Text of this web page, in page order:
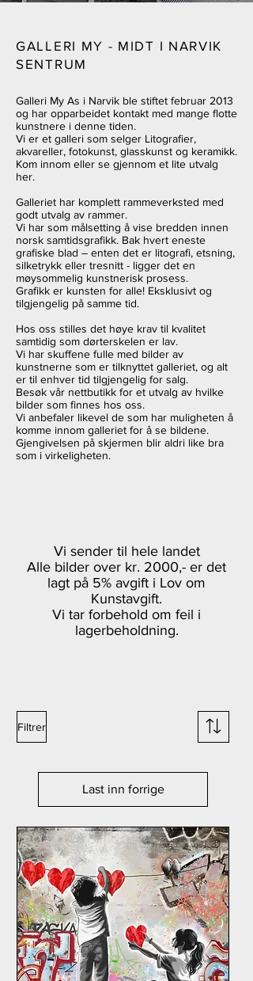
GALLERI MY - MIDT I NARVIK
SENTRUM
Galleri My As i Narvik ble stiftet februar 2013
og har opparbeidet kontakt med mange flotte
kunstnere i denne tiden.
Vi er et galleri som selger Litografier,
akvareller, fotokunst, glasskunst og keramikk.
Kom innom eller se gjennom et lite utvalg
her.
Galleriet har komplett rammeverksted med
godt utvalg av rammer.
Vi har som målsetting å vise bredden innen
norsk samtidsgrafikk. Bak hvert eneste
grafiske blad – enten det er litografi, etsning,
silketrykk eller tresnitt - ligger det en
møysommelig kunstnerisk prosess.
Grafikk er kunsten for alle! Eksklusivt og
tilgjengelig på samme tid.
Hos oss stilles det høye krav til kvalitet
samtidig som dørterskelen er lav.
Vi har skuffene fulle med bilder av
kunstnerne som er tilknyttet galleriet, og alt
er til enhver tid tilgjengelig for salg.
Besøk vår nettbutikk for et utvalg av hvilke
bilder som finnes hos oss.
Vi anbefaler likevel de som har muligheten å
komme innom galleriet for å se bildene.
Gjengivelsen på skjermen blir aldri like bra
som i virkeligheten.
Vi sender til hele landet
Alle bilder over kr. 2000,- er det
lagt på 5% avgift i Lov om
Kunstavgift.
Vi tar forbehold om feil i
lagerbeholdning.
Filtrer
Last inn forrige